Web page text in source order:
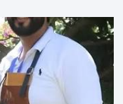
2026. وأشارت
هذا التوقف المؤقت يأتي
الكبيير للقطار فائق […]